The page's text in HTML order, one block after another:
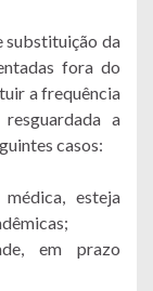
substituição da
fora do
a frequência
a
casos:
esteja
em prazo